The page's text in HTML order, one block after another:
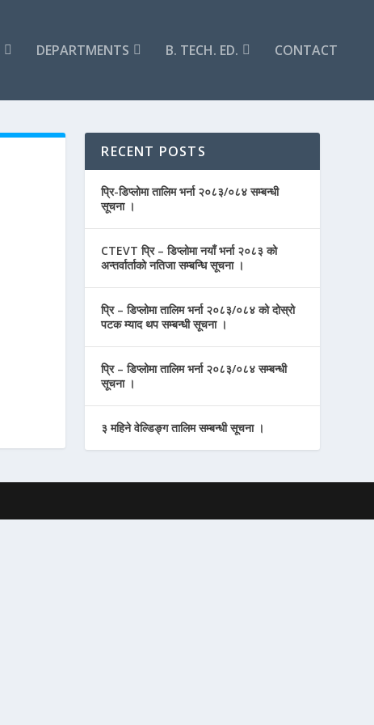
DEPARTMENTS B. TECH. ED. CONTACT
RECENT POSTS
प्रि-डिप्लोमा तालिम भर्ना २०८३/०८४ सम्बन्धी
सूचना ।
CTEVT प्रि – डिप्लोमा नयाँ भर्ना २०८३ को
अन्तर्वार्ताको नतिजा सम्बन्धि सूचना ।
प्रि – डिप्लोमा तालिम भर्ना २०८३/०८४ को दोस्रो
पटक म्याद थप सम्बन्धी सूचना ।
प्रि – डिप्लोमा तालिम भर्ना २०८३/०८४ सम्बन्धी
सूचना ।
३ महिने वेल्डिङ्ग तालिम सम्बन्धी सूचना ।